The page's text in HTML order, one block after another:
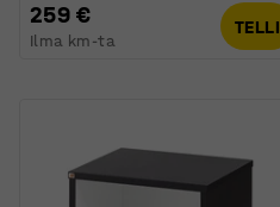
259 €
Ilma km-ta
TELLI